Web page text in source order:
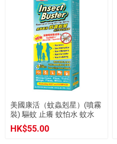
美國康活（蚊蟲剋星）(噴霧
裝) 驅蚊 止癢 蚊怕水 蚊水
長效 驅蚊蟲噴霧 (60ml)
HK$55.00